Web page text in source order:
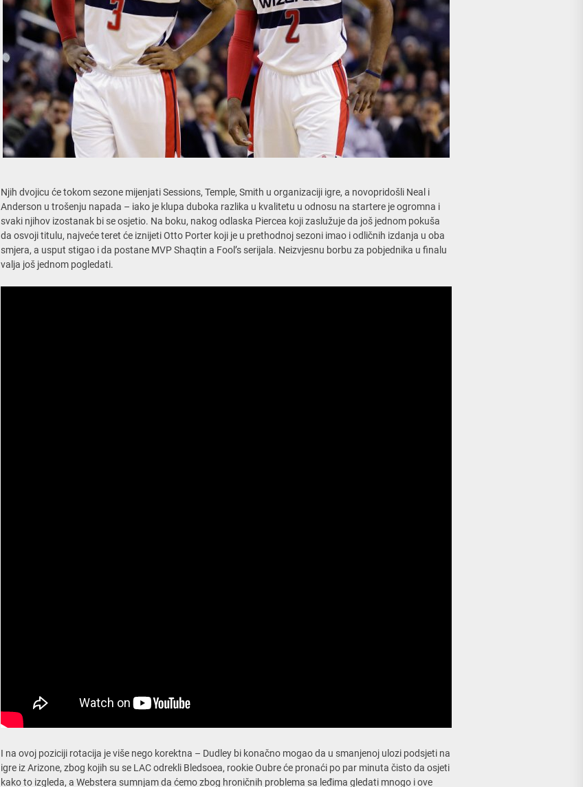
Njih dvojicu će tokom sezone mijenjati Sessions, Temple, Smith u organizaciji igre, a novopridošli Neal i
Anderson u trošenju napada – iako je klupa duboka razlika u kvalitetu u odnosu na startere je ogromna i
svaki njihov izostanak bi se osjetio. Na boku, nakog odlaska Piercea koji zaslužuje da još jednom pokuša
da osvoji titulu, najveće teret će iznijeti Otto Porter koji je u prethodnoj sezoni imao i odličnih izdanja u oba
smjera, a usput stigao i da postane MVP Shaqtin a Fool’s serijala. Neizvjesnu borbu za pobjednika u finalu
valja još jednom pogledati.
I na ovoj poziciji rotacija je više nego korektna – Dudley bi konačno mogao da u smanjenoj ulozi podsjeti na
igre iz Arizone, zbog kojih su se LAC odrekli Bledsoea, rookie Oubre će pronaći po par minuta čisto da osjeti
kako to izgleda, a Webstera sumnjam da ćemo zbog hroničnih problema sa leđima gledati mnogo i ove